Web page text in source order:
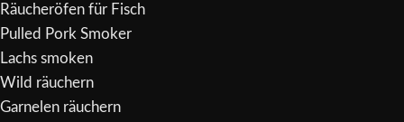
Räucheröfen für Fisch
Pulled Pork Smoker
Lachs smoken
Wild räuchern
Garnelen räuchern